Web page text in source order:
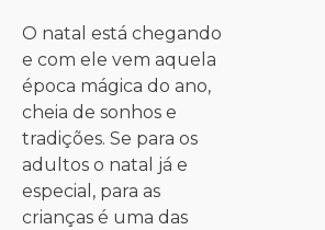
O natal está chegando
e com ele vem aquela
época mágica do ano,
cheia de sonhos e
tradições. Se para os
adultos o natal já e
especial, para as
crianças é uma das